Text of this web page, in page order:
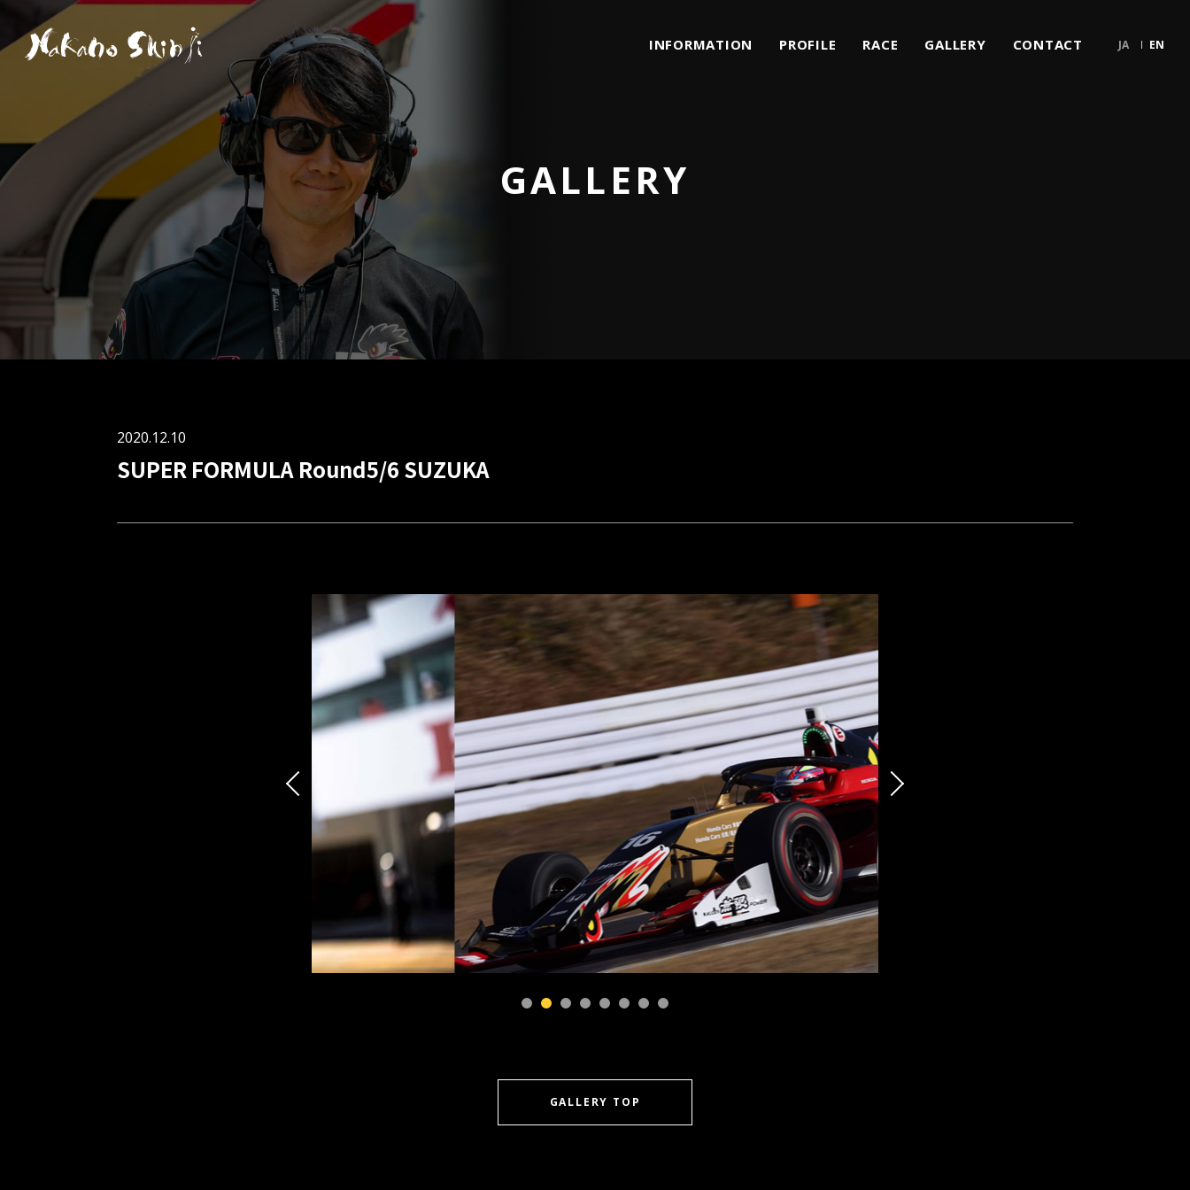
INFORMATION PROFILE RACE GALLERY CONTACT JA EN
GALLERY
2020.12.10
SUPER FORMULA Round5/6 SUZUKA
GALLERY TOP